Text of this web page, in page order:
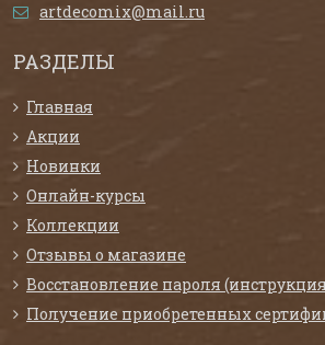
artdecomix@mail.ru
РАЗДЕЛЫ
Главная
Акции
Новинки
Онлайн-курсы
Коллекции
Отзывы о магазине
Восстановление пароля
Получение приобретенных